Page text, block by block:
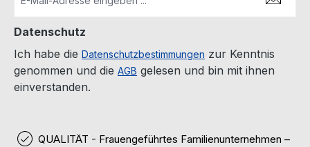
Datenschutz
Ich habe die Datenschutzbestimmungen zur Kenntnis
genommen und die AGB gelesen und bin mit ihnen
einverstanden.
QUALITÄT - Frauengeführtes Familienunternehmen –